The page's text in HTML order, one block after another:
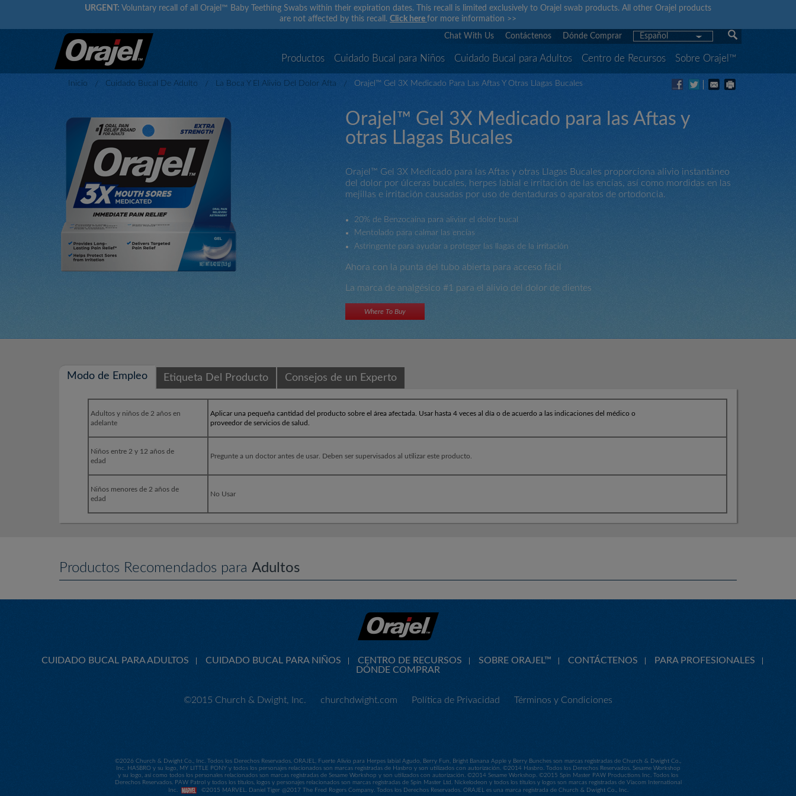
URGENT: Voluntary recall of all Orajel™ Baby Teething Swabs within their expiration dates. This recall is limited exclusively to Orajel swab products. All other Orajel products
are not affected by this recall. Click here for more information >>
Chat With Us Contáctenos Dónde Comprar Español
Productos Cuidado Bucal para Niños Cuidado Bucal para Adultos Centro de Recursos Sobre Orajel™
Inicio Cuidado Bucal De Adulto La Boca Y El Alivio Del Dolor Afta Orajel™ Gel 3X Medicado Para Las Aftas Y Otras Llagas Bucales
Orajel™ Gel 3X Medicado para las Aftas y
otras Llagas Bucales
Orajel™ Gel 3X Medicado para las Aftas y otras Llagas Bucales proporciona alivio instantáneo
del dolor por úlceras bucales, herpes labial e irritación de las encías, así como mordidas en las
mejillas e irritación causadas por uso de dentaduras o aparatos de ortodoncia.
20% de Benzocaína para aliviar el dolor bucal
Mentolado para calmar las encías
Astringente para ayudar a proteger las llagas de la irritación
Ahora con la punta del tubo abierta para acceso fácil
La marca de analgésico #1 para el alivio del dolor de dientes
Where To Buy
Modo de Empleo Etiqueta Del Producto Consejos de un Experto
Adultos y niños de 2 años en
adelante
Aplicar una pequeña cantidad del producto sobre el área afectada. Usar hasta 4 veces al día o de acuerdo a las indicaciones del médico o
proveedor de servicios de salud.
Niños entre 2 y 12 años de
edad
Pregunte a un doctor antes de usar. Deben ser supervisados al utilizar este producto.
Niños menores de 2 años de
edad
No Usar
Productos Recomendados para Adultos
CUIDADO BUCAL PARA ADULTOS CUIDADO BUCAL PARA NIÑOS CENTRO DE RECURSOS SOBRE ORAJEL™ CONTÁCTENOS
PARA PROFESIONALES
DÓNDE COMPRAR
©2015 Church & Dwight, Inc. churchdwight.com Política de Privacidad Términos y Condiciones
©2026 Church & Dwight Co., Inc. Todos los Derechos Reservados. ORAJEL, Fuerte Alivio para Herpes labial Agudo, Berry Fun, Bright Banana Apple y Berry Bunches son marcas registradas de Church & Dwight Co.,
Inc. HASBRO y su logo, MY LITTLE PONY y todos los personajes relacionados son marcas registradas de Hasbro y son utilizados con autorización. ©2014 Hasbro. Todos los Derechos Reservados. Sesame Workshop
y su logo, así como todos los personales relacionados son marcas registradas de Sesame Workshop y son utilizados con autorización. ©2014 Sesame Workshop. ©2015 Spin Master PAW Productions Inc. Todos los
Derechos Reservados. PAW Patrol y todos los títulos, logos y personajes relacionados son marcas registradas de Spin Master Ltd. Nickelodeon y todos los títulos y logos son marcas registradas de Viacom International
Inc.
©2015 MARVEL. Daniel Tiger @2017 The Fred Rogers Company. Todos los Derechos Reservados. ORAJEL es una marca registrada de Church & Dwight Co., Inc.